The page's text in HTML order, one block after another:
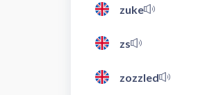
zuke
zs
zozzled